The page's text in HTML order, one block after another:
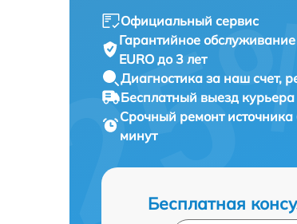
Официальный сервис
Гарантийное обслуживание
EURO до 3 лет
Диагностика за наш счет,
Бесплатный выезд курьера
Срочный ремонт источника
минут
Бесплатная